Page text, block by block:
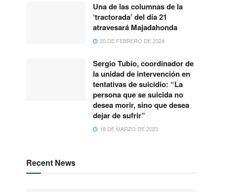
Una de las columnas de la
‘tractorada’ del día 21
atravesará Majadahonda
20 DE FEBRERO DE 2024
Sergio Tubío, coordinador de
la unidad de intervención en
tentativas de suicidio: “La
persona que se suicida no
desea morir, sino que desea
dejar de sufrir”
18 DE MARZO DE 2023
Recent News